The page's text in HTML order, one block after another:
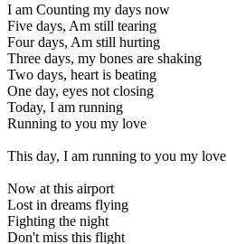
I am Counting my days now
Five days, Am still tearing
Four days, Am still hurting
Three days, my bones are shaking
Two days, heart is beating
One day, eyes not closing
Today, I am running
Running to you my love
This day, I am running to you my love
Now at this airport
Lost in dreams flying
Fighting the night
Don't miss this flight